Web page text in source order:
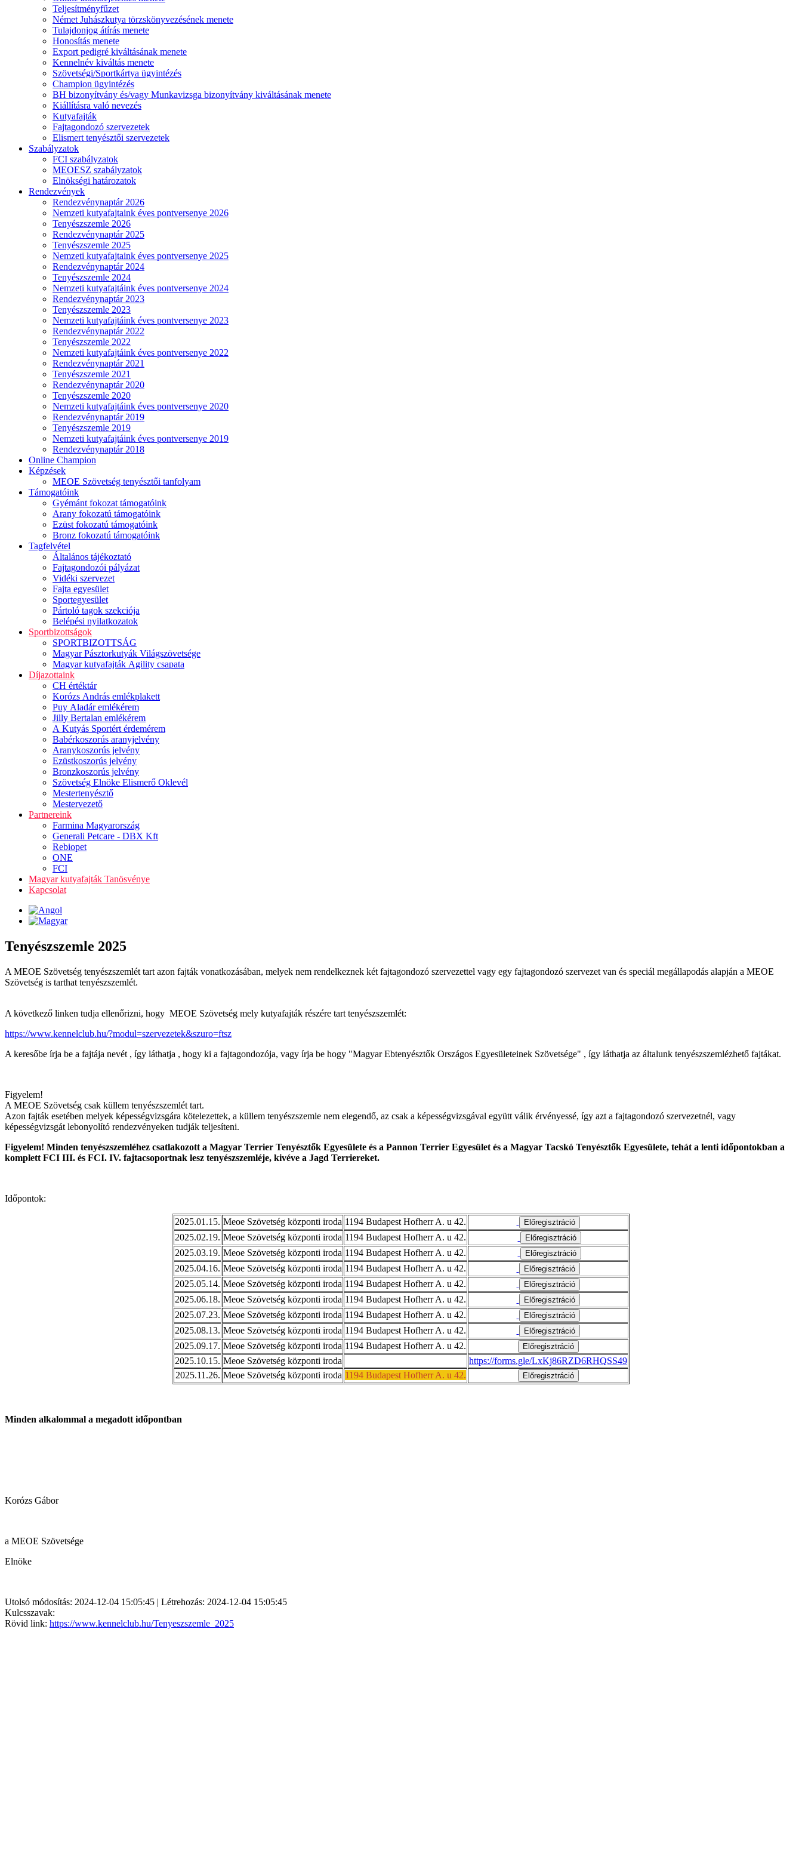
Teljesítményfűzet
Német Juhászkutya törzskönyvezésének menete
Tulajdonjog átírás menete
Honosítás menete
Export pedigré kiváltásának menete
Kennelnév kiváltás menete
Szövetségi/Sportkártya ügyintézés
Champion ügyintézés
BH bizonyítvány és/vagy Munkavizsga bizonyítvány kiváltásának menete
Kiállításra való nevezés
Kutyafajták
Fajtagondozó szervezetek
Elismert tenyésztői szervezetek
Szabályzatok
FCI szabályzatok
MEOESZ szabályzatok
Elnökségi határozatok
Rendezvények
Rendezvénynaptár 2026
Nemzeti kutyafajtaink éves pontversenye 2026
Tenyészszemle 2026
Rendezvénynaptár 2025
Tenyészszemle 2025
Nemzeti kutyafajtaink éves pontversenye 2025
Rendezvénynaptár 2024
Tenyészszemle 2024
Nemzeti kutyafajtáink éves pontversenye 2024
Rendezvénynaptár 2023
Tenyészszemle 2023
Nemzeti kutyafajtáink éves pontversenye 2023
Rendezvénynaptár 2022
Tenyészszemle 2022
Nemzeti kutyafajtáink éves pontversenye 2022
Rendezvénynaptár 2021
Tenyészszemle 2021
Rendezvénynaptár 2020
Tenyészszemle 2020
Nemzeti kutyafajtáink éves pontversenye 2020
Rendezvénynaptár 2019
Tenyészszemle 2019
Nemzeti kutyafajtáink éves pontversenye 2019
Rendezvénynaptár 2018
Online Champion
Képzések
MEOE Szövetség tenyésztői tanfolyam
Támogatóink
Gyémánt fokozat támogatóink
Arany fokozatú támogatóink
Ezüst fokozatú támogatóink
Bronz fokozatú támogatóink
Tagfelvétel
Általános tájékoztató
Fajtagondozói pályázat
Vidéki szervezet
Fajta egyesület
Sportegyesület
Pártoló tagok szekciója
Belépési nyilatkozatok
Sportbizottságok
SPORTBIZOTTSÁG
Magyar Pásztorkutyák Világszövetsége
Magyar kutyafajták Agility csapata
Díjazottaink
CH értéktár
Korózs András emlékplakett
Puy Aladár emlékérem
Jilly Bertalan emlékérem
A Kutyás Sportért érdemérem
Babérkoszorús aranyjelvény
Aranykoszorús jelvény
Ezüstkoszorús jelvény
Bronzkoszorús jelvény
Szövetség Elnöke Elismerő Oklevél
Mestertenyésztő
Mestervezető
Partnereink
Farmina Magyarország
Generali Petcare - DBX Kft
Rebiopet
ONE
FCI
Magyar kutyafajták Tanösvénye
Kapcsolat
Tenyészszemle 2025
A MEOE Szövetség tenyészszemlét tart azon fajták vonatkozásában, melyek nem rendelkeznek két fajtagondozó szervezettel vagy egy fajtagondozó szervezet van és speciál megállapodás alapján a MEOE
Szövetség is tarthat tenyészszemlét.
A következő linken tudja ellenőrizni, hogy MEOE Szövetség mely kutyafajták részére tart tenyészszemlét:
https://www.kennelclub.hu/?modul=szervezetek&szuro=ftsz
A keresőbe írja be a fajtája nevét , így láthatja , hogy ki a fajtagondozója, vagy írja be hogy "Magyar Ebtenyésztők Országos Egyesületeinek Szövetsége" , így láthatja az általunk tenyészszemlézhető fajtákat.
Figyelem!
A MEOE Szövetség csak küllem tenyészszemlét tart.
Azon fajták esetében melyek képességvizsgára kötelezettek, a küllem tenyészszemle nem elegendő, az csak a képességvizsgával együtt válik érvényessé, így azt a fajtagondozó szervezetnél, vagy
képességvizsgát lebonyolító rendezvényeken tudják teljesíteni.
Figyelem! Minden tenyészszemléhez csatlakozott a Magyar Terrier Tenyésztők Egyesülete és a Pannon Terrier Egyesület és a Magyar Tacskó Tenyésztők Egyesülete, tehát a lenti időpontokban a
komplett FCI III. és FCI. IV. fajtacsoportnak lesz tenyészszemléje, kivéve a Jagd Terriereket.
Időpontok:
2025.01.15. Meoe Szövetség központi iroda 1194 Budapest Hofherr A. u 42.
2025.02.19. Meoe Szövetség központi iroda 1194 Budapest Hofherr A. u 42.
2025.03.19. Meoe Szövetség központi iroda 1194 Budapest Hofherr A. u 42.
2025.04.16. Meoe Szövetség központi iroda 1194 Budapest Hofherr A. u 42.
2025.05.14. Meoe Szövetség központi iroda 1194 Budapest Hofherr A. u 42.
2025.06.18. Meoe Szövetség központi iroda 1194 Budapest Hofherr A. u 42.
2025.07.23. Meoe Szövetség központi iroda 1194 Budapest Hofherr A. u 42.
2025.08.13. Meoe Szövetség központi iroda 1194 Budapest Hofherr A. u 42.
2025.09.17. Meoe Szövetség központi iroda 1194 Budapest Hofherr A. u 42.
2025.10.15. Meoe Szövetség központi iroda
https://forms.gle/LxKj86RZD6RHQSS49
2025.11.26. Meoe Szövetség központi iroda 1194 Budapest Hofherr A. u 42.
Minden alkalommal a megadott időpontban
Korózs Gábor
a MEOE Szövetsége
Elnöke
Utolsó módosítás: 2024-12-04 15:05:45 | Létrehozás: 2024-12-04 15:05:45
Kulcsszavak:
Rövid link: https://www.kennelclub.hu/Tenyeszszemle_2025